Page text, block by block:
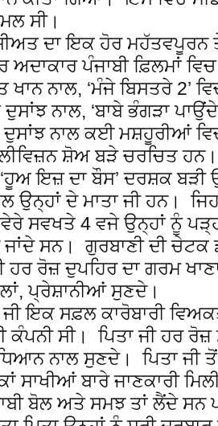
ਸੀ।
ਦਾ ਇਕ ਹੋਰ ਮਹੱਤਵਪੂਰਨ
ਪੰਜਾਬੀ ਫ਼ਿਲਮਾਂ
ਖਾਨ ਨਾਲ, ‘ਮੰਜੇ ਬਿਸਤਰੇ 2’
ਦੁਸਾਂਝ ਨਾਲ, ‘ਬਾਬੇ ਭੰਗੜਾ
ਦੁਸਾਂਝ ਨਾਲ ਕਈ ਮਸ਼ਹੂਰੀਆਂ
ਸ਼ੋਅ ਬੜੇ ਚਰਚਿਤ
ਇਜ਼ ਦਾ ਬੌਸ’ ਦਰਸ਼ਕ
ਉਨ੍ਹਾਂ ਦੇ ਮਾਤਾ ਜੀ ਹਨ।
ਸਵਖਤੇ 4 ਵਜੇ ਉਨ੍ਹਾਂ ਨੂੰ
ਜਾਂਦੇ ਸਨ। ਗੁਰਬਾਣੀ ਦੀ ਚੇਟਕ
ਹਰ ਰੋਜ਼ ਦੁਪਹਿਰ ਦਾ ਗਰਮ
ਪ੍ਰੇਸ਼ਾਨੀਆਂ ਸੁਣਦੇ।
ਜੀ ਇਕ ਸਫ਼ਲ ਕਾਰੋਬਾਰੀ
ਕੰਪਨੀ ਸੀ। ਪਿਤਾ ਜੀ ਹਰ ਰੋਜ਼
ਨਾਲ ਸੁਣਦੇ। ਪਿਤਾ ਜੀ
ਸਾਖੀਆਂ ਬਾਰੇ ਜਾਣਕਾਰੀ
ਬੋਲ ਅਤੇ ਸਮਝ ਤਾਂ ਲੈਂਦੇ